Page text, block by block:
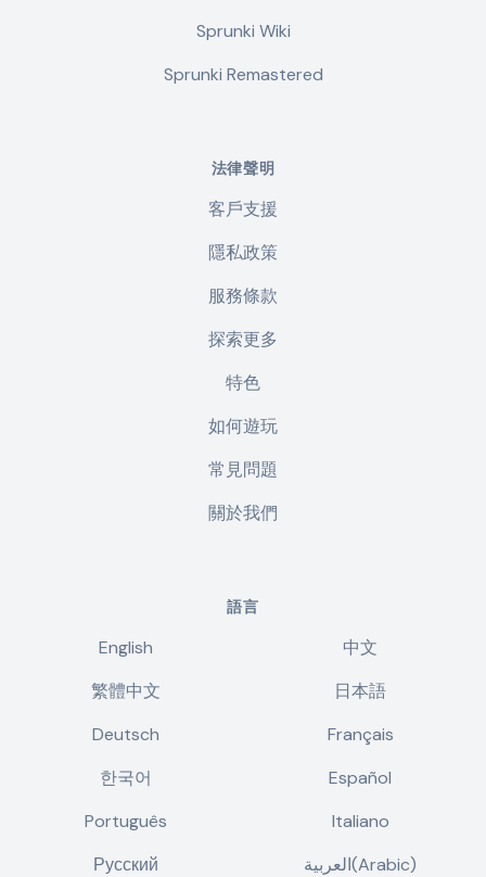
Sprunki Wiki
Sprunki Remastered
法律聲明
客戶支援
隱私政策
服務條款
探索更多
特色
如何遊玩
常見問題
關於我們
語言
English
中文
繁體中文
日本語
Deutsch
Français
한국어
Español
Português
Italiano
Русский
العربية(Arabic)